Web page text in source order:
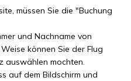
müssen Sie die "Buchung
und Nachname von
können Sie der Flug
auswählen mochten.
auf dem Bildschirm und